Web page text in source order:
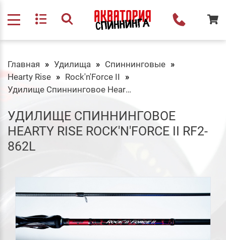
Главная Удилища
Спиннинговые
Hearty Rise
Rock'n'Force II
Удилище Спиннинговое Hearty Rise Rock'n'Force II RF2-862L
УДИЛИЩЕ СПИННИНГОВОЕ
HEARTY RISE ROCK'N'FORCE II RF2-
862L